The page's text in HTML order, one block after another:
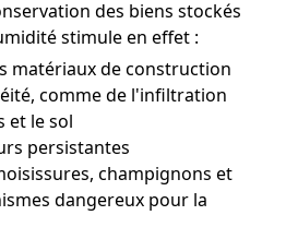
des biens stockés
stimule en effet :
matériaux de construction
comme de l'infiltration
et le sol
persistantes
champignons et
dangereux pour la